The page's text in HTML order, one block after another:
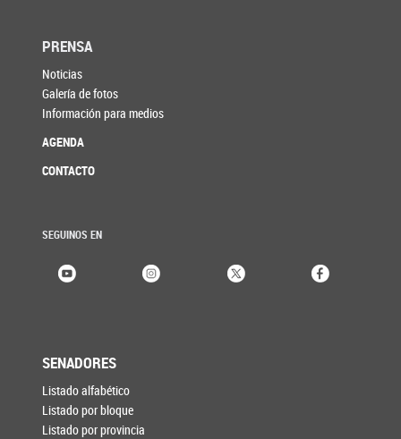
PRENSA
Noticias
Galería de fotos
Información para medios
AGENDA
CONTACTO
SEGUINOS EN
SENADORES
Listado alfabético
Listado por bloque
Listado por provincia